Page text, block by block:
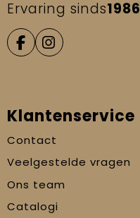
Ervaring sinds1986
Klantenservice
Contact
Veelgestelde vragen
Ons team
Catalogi